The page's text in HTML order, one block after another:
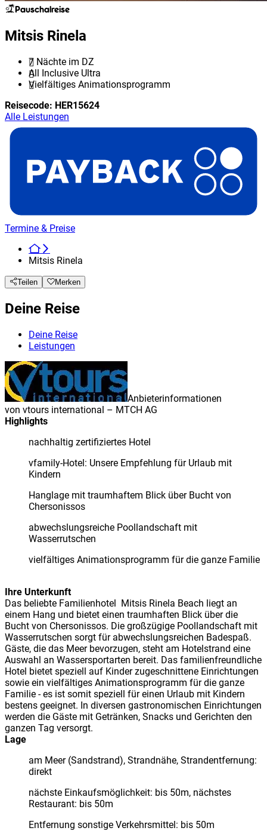
Pauschalreise
Mitsis Rinela
7 Nächte im DZ
All Inclusive Ultra
Vielfältiges Animationsprogramm
Reisecode: HER15624
Alle Leistungen
Termine & Preise
Mitsis Rinela
Teilen Merken
Deine Reise
Deine Reise
Leistungen
Anbieterinformationen
von vtours international – MTCH AG
Highlights
nachhaltig zertifiziertes Hotel
vfamily-Hotel: Unsere Empfehlung für Urlaub mit
Kindern
Hanglage mit traumhaftem Blick über Bucht von
Chersonissos
abwechslungsreiche Poollandschaft mit
Wasserrutschen
vielfältiges Animationsprogramm für die ganze Familie
Ihre Unterkunft
Das beliebte Familienhotel Mitsis Rinela Beach liegt an
einem Hang und bietet einen traumhaften Blick über die
Bucht von Chersonissos. Die großzügige Poollandschaft mit
Wasserrutschen sorgt für abwechslungsreichen Badespaß.
Gäste, die das Meer bevorzugen, steht am Hotelstrand eine
Auswahl an Wassersportarten bereit. Das familienfreundliche
Hotel bietet speziell auf Kinder zugeschnittene Einrichtungen
sowie ein vielfältiges Animationsprogramm für die ganze
Familie - es ist somit speziell für einen Urlaub mit Kindern
bestens geeignet. In diversen gastronomischen Einrichtungen
werden die Gäste mit Getränken, Snacks und Gerichten den
ganzen Tag versorgt.
Lage
am Meer (Sandstrand), Strandnähe, Strandentfernung:
direkt
nächste Einkaufsmöglichkeit: bis 50m, nächstes
Restaurant: bis 50m
Entfernung sonstige Verkehrsmittel: bis 50m